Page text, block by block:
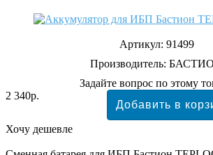
Артикул: 91499
Производитель:
Задайте вопрос по этому
2 340р.
Хочу дешевле